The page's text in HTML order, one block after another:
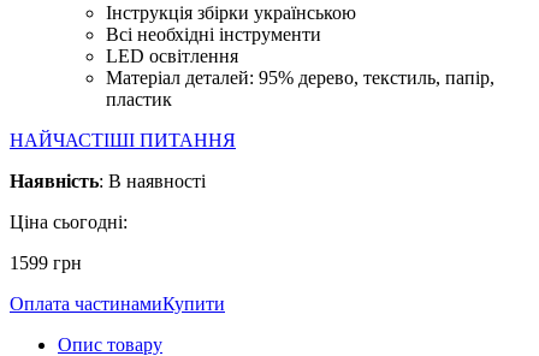
Інструкція збірки українською
Всі необхідні інструменти
LED освітлення
Матеріал деталей: 95% дерево, текстиль, папір,
пластик
НАЙЧАСТІШІ ПИТАННЯ
Наявнiсть: В наявностi
Ціна сьогодні:
1599 грн
Оплата частинамиКупити
Опис товару